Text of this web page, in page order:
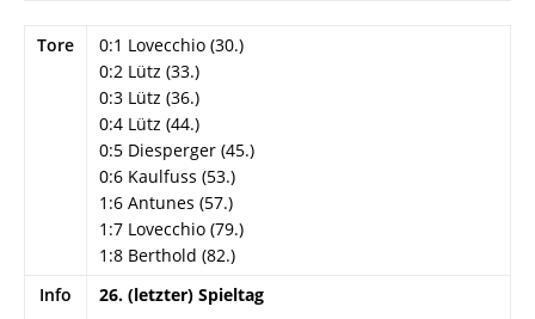
Tore
0:1 Lovecchio (30.)
0:2 Lütz (33.)
0:3 Lütz (36.)
0:4 Lütz (44.)
0:5 Diesperger (45.)
0:6 Kaulfuss (53.)
1:6 Antunes (57.)
1:7 Lovecchio (79.)
1:8 Berthold (82.)
Info
26. (letzter) Spieltag